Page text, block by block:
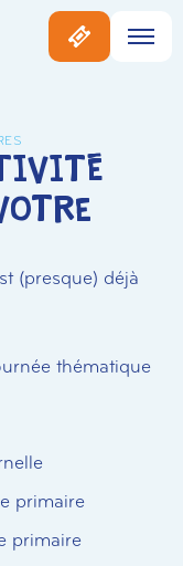
(presque) déjà
thématique
primaire
primaire